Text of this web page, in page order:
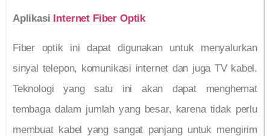
Aplikasi Internet Fiber Optik
Fiber optik ini dapat digunakan untuk menyalurkan
sinyal telepon, komunikasi internet dan juga TV kabel.
Teknologi yang satu ini akan dapat menghemat
tembaga dalam jumlah yang besar, karena tidak perlu
membuat kabel yang sangat panjang untuk mengirim